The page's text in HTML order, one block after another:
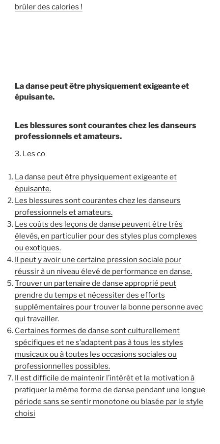
brûler des calories !
La danse peut être physiquement exigeante et
épuisante.
Les blessures sont courantes chez les danseurs
professionnels et amateurs.
3. Les co
La danse peut être physiquement exigeante et
épuisante.
Les blessures sont courantes chez les danseurs
professionnels et amateurs.
Les coûts des leçons de danse peuvent être très
élevés, en particulier pour des styles plus complexes
ou exotiques.
Il peut y avoir une certaine pression sociale pour
réussir à un niveau élevé de performance en danse.
Trouver un partenaire de danse approprié peut
prendre du temps et nécessiter des efforts
supplémentaires pour trouver la bonne personne avec
qui travailler.
Certaines formes de danse sont culturellement
spécifiques et ne s’adaptent pas à tous les styles
musicaux ou à toutes les occasions sociales ou
professionnelles possibles.
Il est difficile de maintenir l’intérêt et la motivation à
pratiquer la même forme de danse pendant une longue
période sans se sentir monotone ou blasée par le style
choisi